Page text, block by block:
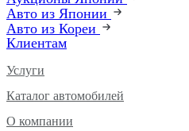
Авто из Японии
Авто из Кореи
Клиентам
Услуги
Каталог автомобилей
О компании